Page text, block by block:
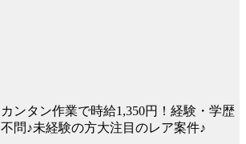
カンタン作業で時給1,350円！経験・学歴
不問♪未経験の方大注目のレア案件♪